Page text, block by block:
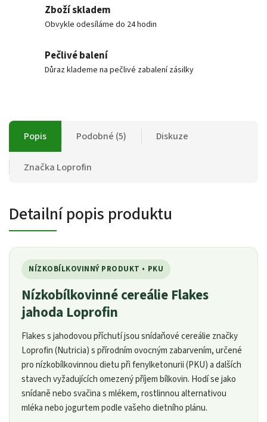
Zboží skladem
Obvykle odesíláme do 24 hodin
Pečlivé balení
Důraz klademe na pečlivé zabalení zásilky
Popis Podobné (5) Diskuze
Značka Loprofin
Detailní popis produktu
NÍZKOBÍLKOVINNÝ PRODUKT • PKU
Nízkobílkovinné cereálie Flakes
jahoda Loprofin
Flakes s jahodovou příchutí jsou snídaňové cereálie značky
Loprofin (Nutricia) s přírodním ovocným zabarvením, určené
pro nízkobílkovinnou dietu při fenylketonurii (PKU) a dalších
stavech vyžadujících omezený příjem bílkovin. Hodí se jako
snídaně nebo svačina s mlékem, rostlinnou alternativou
mléka nebo jogurtem podle vašeho dietního plánu.